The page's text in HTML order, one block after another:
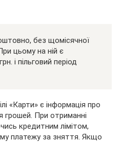
без щомісячної
цьому на ній є
і пільговий період
«Карти» є інформація про
грошей. При отриманні
кредитним лімітом,
платежу за зняття. Якщо